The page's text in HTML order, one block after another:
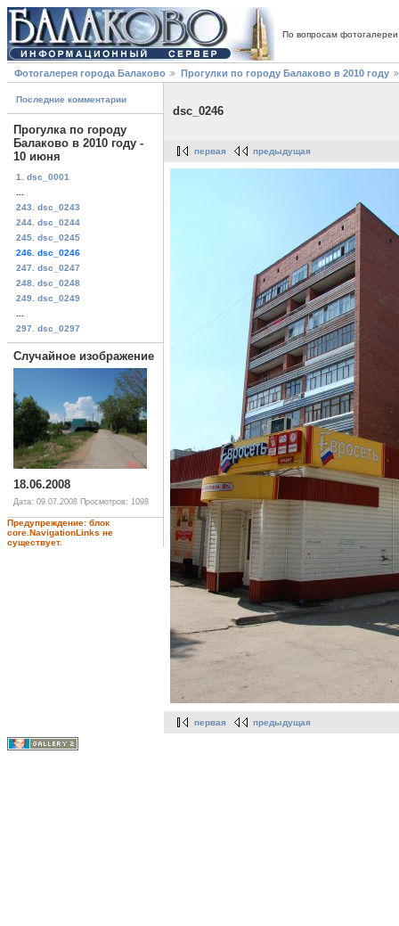
По вопросам
Фотогалерея города Балаково Прогулки по городу Балаково в 2010 году
Последние комментарии
Прогулка по городу
Балаково в 2010 году -
10 июня
1. dsc_0001
243. dsc_0243
244. dsc_0244
245. dsc_0245
246. dsc_0246
247. dsc_0247
248. dsc_0248
249. dsc_0249
297. dsc_0297
Случайное изображение
18.06.2008
Дата: 09.07.2008 Просмотров: 1098
Предупреждение: блок
core.NavigationLinks не
существует.
dsc_0246
первая предыдущая
первая предыдущая